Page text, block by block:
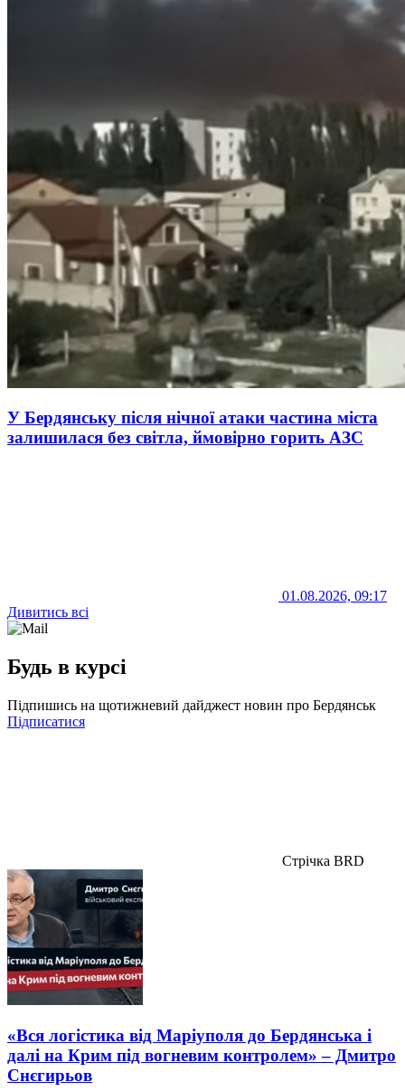
У Бердянську після нічної атаки частина міста
залишилася без світла, ймовірно горить АЗС
01.08.2026, 09:17
Дивитись всі
Будь в курсі
Підпишись на щотижневий дайджест новин про Бердянськ
Підписатися
Стрічка BRD
«Вся логістика від Маріуполя до Бердянська і
далі на Крим під вогневим контролем» – Дмитро
Снєгирьов